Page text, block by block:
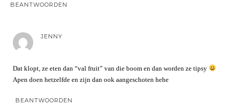
BEANTWOORDEN
JENNY
Dat klopt, ze eten dan “val fruit” van die boom en dan worden ze tipsy
Apen doen hetzelfde en zijn dan ook aangeschoten hehe
BEANTWOORDEN